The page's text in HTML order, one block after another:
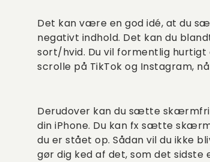
Det kan være en god idé, at du
negativt indhold. Det kan du
sort/hvid. Du vil formentlig hurtigt
scrolle på TikTok og Instagram,
Derudover kan du sætte skærmfri
din iPhone. Du kan fx sætte
du er stået op. Sådan vil du ikke
gør dig ked af det, som det sidste